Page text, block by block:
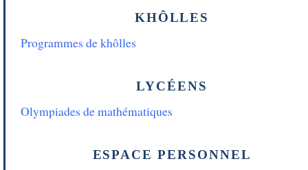
KHÔLLES
Programmes de khôlles
LYCÉENS
Olympiades de mathématiques
ESPACE PERSONNEL